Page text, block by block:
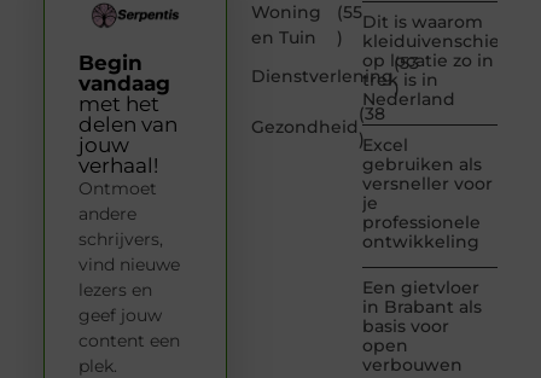
Woning
en Tuin
(55
)
Dienstverlening
(53
)
Gezondheid
(38
)
Dit is waarom
kleiduivenschieten
op locatie zo in
trek is in
Nederland
Excel
gebruiken als
versneller voor
je
professionele
ontwikkeling
Een gietvloer
in Brabant als
basis voor
open
verbouwen
Begin
vandaag
met het
delen van
jouw
verhaal!
Ontmoet
andere
schrijvers,
vind nieuwe
lezers en
geef jouw
content een
plek.